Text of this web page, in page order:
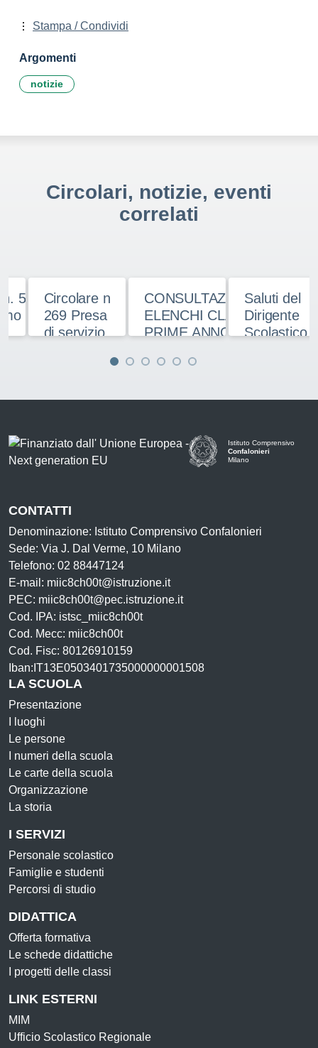
Stampa / Condividi
Argomenti
notizie
Circolari, notizie, eventi
correlati
5-
Circolare n
269 Presa
di servizio
CONSULTAZIONE
ELENCHI CLASSI
PRIME ANNO
2025/2026
Saluti del
Dirigente
Scolastico
Istituto Comprensivo
Confalonieri
Milano
CONTATTI
Denominazione: Istituto Comprensivo Confalonieri
Sede: Via J. Dal Verme, 10 Milano
Telefono: 02 88447124
E-mail: miic8ch00t@istruzione.it
PEC: miic8ch00t@pec.istruzione.it
Cod. IPA: istsc_miic8ch00t
Cod. Mecc: miic8ch00t
Cod. Fisc: 80126910159
Iban:IT13E0503401735000000001508
LA SCUOLA
Presentazione
I luoghi
Le persone
I numeri della scuola
Le carte della scuola
Organizzazione
La storia
I SERVIZI
Personale scolastico
Famiglie e studenti
Percorsi di studio
DIDATTICA
Offerta formativa
Le schede didattiche
I progetti delle classi
LINK ESTERNI
MIM
Ufficio Scolastico Regionale